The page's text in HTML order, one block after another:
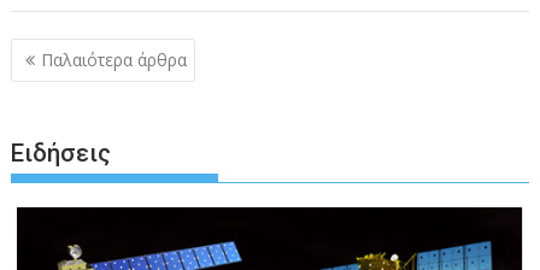
Πλοήγηση
άρθρων
Παλαιότερα άρθρα
Ειδήσεις